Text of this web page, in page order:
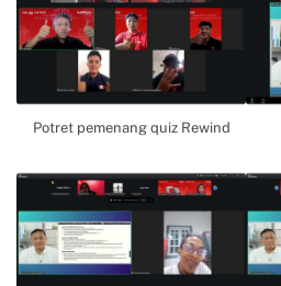
Potret pemenang quiz Rewind